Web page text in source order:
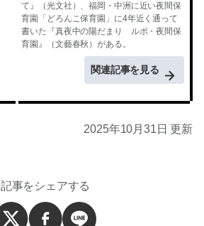
て』（光文社）、福岡・中洲に近い夜間保
育園「どろんこ保育園」に4年近く通って
書いた『真夜中の陽だまり ルポ・夜間保
育園』（文藝春秋）がある。
関連記事を見る
2025年10月31日 更新
記事をシェアする